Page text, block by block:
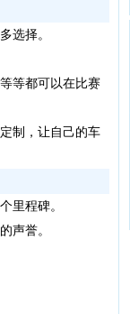
选择。
等都可以在比赛
制，让自己的车
里程碑。
声誉。